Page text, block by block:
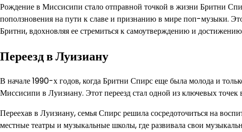
Рождение в Миссисипи стало отправной точкой в жизни Бритни
поползновения на пути к славе и признанию в мире поп-музыки.
Бритни, вдохновляя ее стремиться к самоутверждению и
Переезд в Луизиану
В начале 1990-х годов, когда Бритни Спирс еще была молода и
Миссисипи в Луизиану. Этот переезд стал одной из ключевых
Переехав в Луизиану, семья Спирс решила сосредоточиться на
местные театры и музыкальные школы, где развивала свои